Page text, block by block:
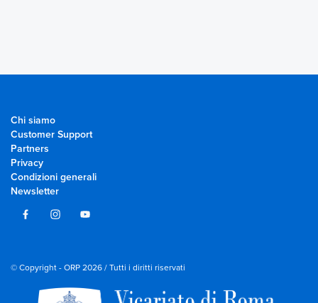
Chi siamo
Customer Support
Partners
Privacy
Condizioni generali
Newsletter
© Copyright - ORP 2026 / Tutti i diritti riservati